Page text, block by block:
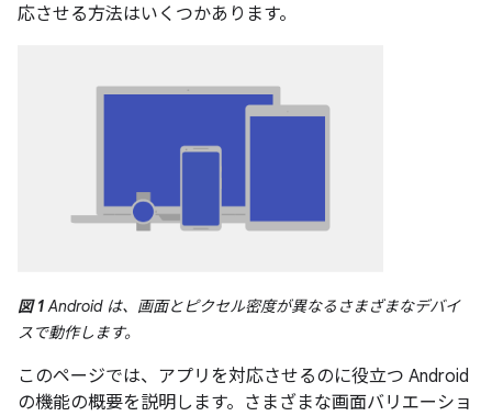
応させる方法はいくつかあります。
図 1Android は、画面とピクセル密度が異なるさまざまなデバイ
スで動作します。
このページでは、アプリを対応させるのに役立つ Android
の機能の概要を説明します。さまざまな画面バリエーショ